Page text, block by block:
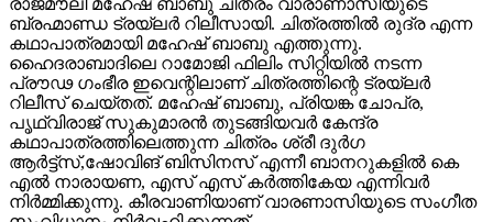
കഥാപാത്രമായി മഹേഷ് ബാബു എത്തുന്നു.
ഹൈദരാബാദിലെ റാമോജി ഫിലിം സിറ്റിയിൽ നടന്ന
പ്രൗഢ ഗംഭീര ഇവെന്റിലാണ് ചിത്രത്തിന്റെ ട്രയ്ലർ
റിലീസ് ചെയ്തത്. മഹേഷ് ബാബു, പ്രിയങ്ക ചോപ്ര,
പൃഥ്വിരാജ് സുകുമാരൻ തുടങ്ങിയവർ കേന്ദ്ര
കഥാപാത്രത്തിലെത്തുന്ന ചിത്രം ശ്രീ ദുർഗ
ആർട്ട്സ്,ഷോവിങ് ബിസിനസ് എന്നീ ബാനറുകളിൽ കെ
എൽ നാരായണ, എസ് എസ് കർത്തികേയ എന്നിവർ
നിർമ്മിക്കുന്നു. കീരവാണിയാണ് വാരണാസിയുടെ സംഗീത
സംവിധാനം നിർവഹിക്കുന്നത്.
മണിക്കൂറുകൾക്കുള്ളിൽ അഞ്ചു മില്യണിൽപ്പരം